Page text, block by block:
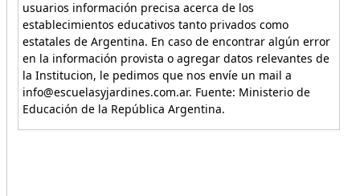
usuarios información precisa acerca de los
establecimientos educativos tanto privados como
estatales de Argentina. En caso de encontrar algún error
en la información provista o agregar datos relevantes de
la Institucion, le pedimos que nos envíe un mail a
info@escuelasyjardines.com.ar. Fuente: Ministerio de
Educación de la República Argentina.